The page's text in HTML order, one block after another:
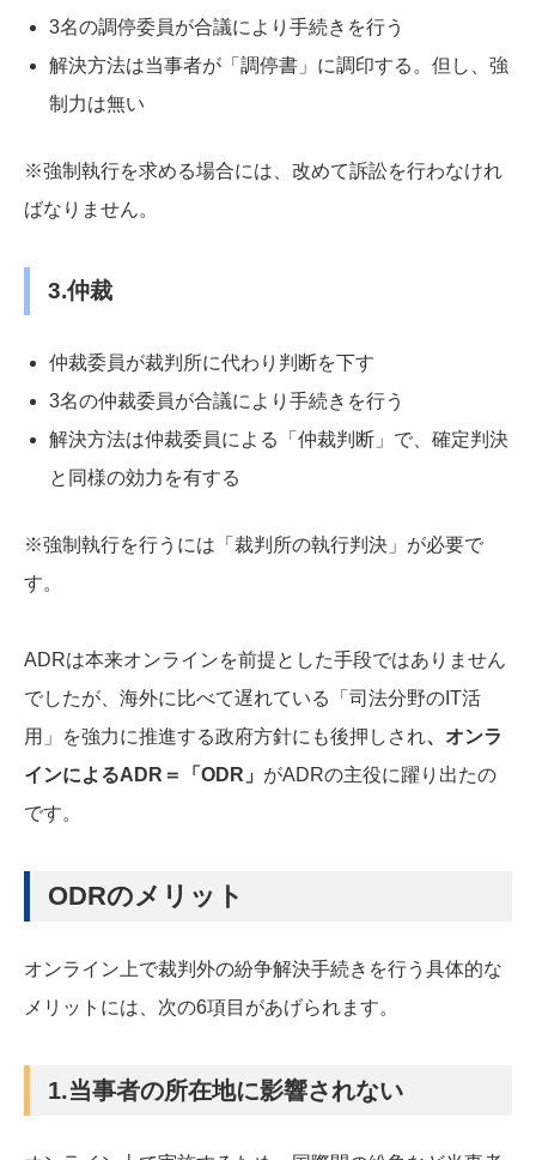
3名の調停委員が合議により手続きを行う
解決方法は当事者が「調停書」に調印する。但し、強
制力は無い
※強制執行を求める場合には、改めて訴訟を行わなけれ
ばなりません。
3.仲裁
仲裁委員が裁判所に代わり判断を下す
3名の仲裁委員が合議により手続きを行う
解決方法は仲裁委員による「仲裁判断」で、確定判決
と同様の効力を有する
※強制執行を行うには「裁判所の執行判決」が必要で
す。
ADRは本来オンラインを前提とした手段ではありません
でしたが、海外に比べて遅れている「司法分野のIT活
用」を強力に推進する政府方針にも後押しされ、オンラ
インによるADR＝「ODR」 がADRの主役に躍り出たの
です。
ODRのメリット
オンライン上で裁判外の紛争解決手続きを行う具体的な
メリットには、次の6項目があげられます。
1.当事者の所在地に影響されない